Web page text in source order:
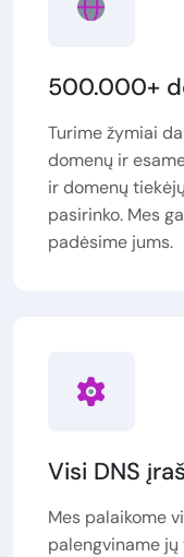
500.000+
Turime žymiai
domenų ir
ir domenų
pasirinko. Mes
padėsime jums.
Visi DNS
Mes palaikome
palengviname jų